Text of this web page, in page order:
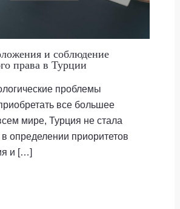
и соблюдение
права в Турции
проблемы
все большее
мире, Турция не стала
определении приоритетов
и […]